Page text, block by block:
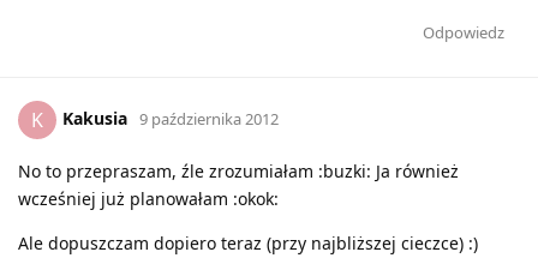
Odpowiedz
K Kakusia 9 października 2012
No to przepraszam, źle zrozumiałam :buzki: Ja również
wcześniej już planowałam :okok:
Ale dopuszczam dopiero teraz (przy najbliższej cieczce) :)